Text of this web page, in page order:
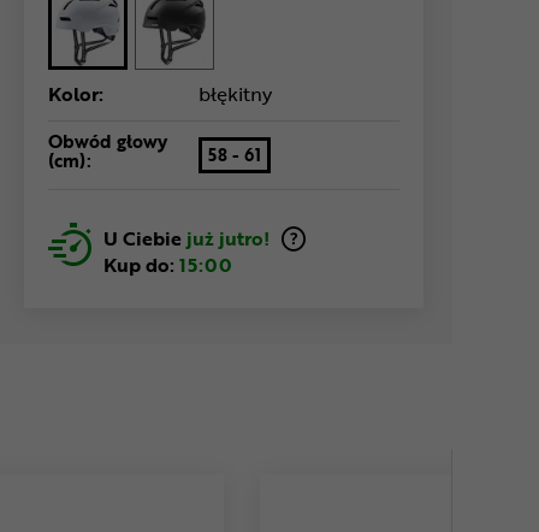
Kolor: błękitny
Obwód głowy
(cm): 58 - 61
U Ciebie już jutro!
Kup do: 15:00